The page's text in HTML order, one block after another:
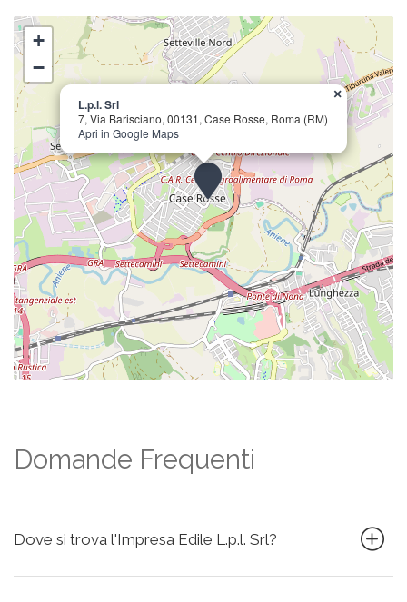
L.p.l. Srl
7, Via Barisciano, 00131, Case Rosse, Roma (RM)
Apri in Google Maps
×
+
−
Domande Frequenti
Dove si trova l'Impresa Edile L.p.l. Srl?